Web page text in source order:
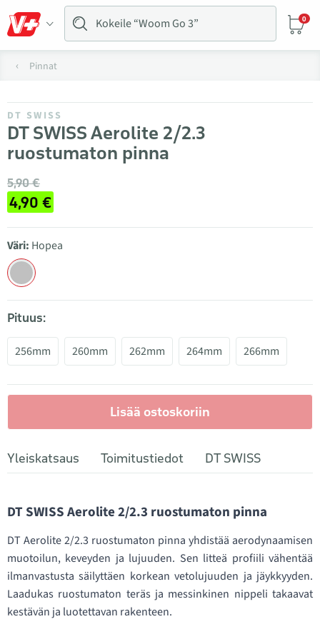
0
Pinnat
DT SWISS
DT SWISS Aerolite 2/2.3
ruostumaton pinna
5,90 €
4,90 €
Väri: Hopea
Pituus:
256mm 260mm 262mm 264mm 266mm
Lisää ostoskoriin
Yleiskatsaus Toimitustiedot DT SWISS
DT SWISS Aerolite 2/2.3 ruostumaton pinna
DT Aerolite 2/2.3 ruostumaton pinna yhdistää aerodynaamisen
muotoilun, keveyden ja lujuuden. Sen litteä profiili vähentää
ilmanvastusta säilyttäen korkean vetolujuuden ja jäykkyyden.
Laadukas ruostumaton teräs ja messinkinen nippeli takaavat
kestävän ja luotettavan rakenteen.